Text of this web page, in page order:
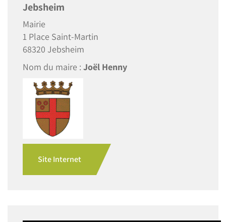
Jebsheim
Mairie
1 Place Saint-Martin
68320 Jebsheim
Nom du maire : Joël Henny
Site Internet